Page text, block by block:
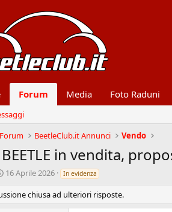
Forum Media Foto Raduni
Forum BeetleClub.it Annunci Vendo
BEETLE in vendita,
D
t
a
16 Aprile 2026 In evidenza
chiusa ad ulteriori risposte.